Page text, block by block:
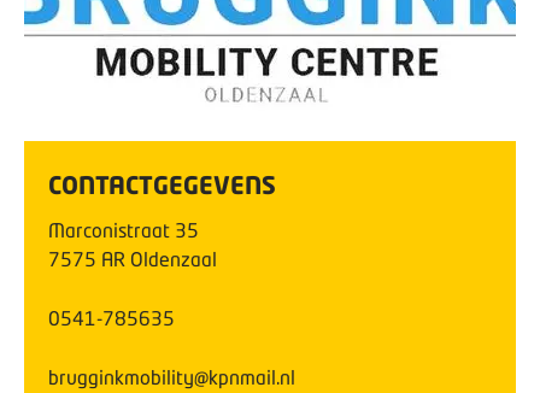
CONTACTGEGEVENS
Marconistraat 35
7575 AR Oldenzaal
0541-785635
brugginkmobility@kpnmail.nl